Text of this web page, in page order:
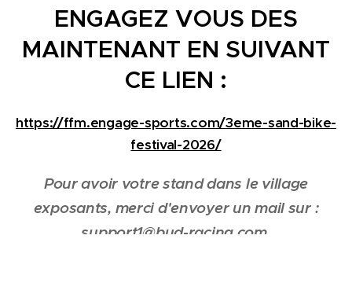
ENGAGEZ VOUS DES
MAINTENANT EN SUIVANT
CE LIEN :
https://ffm.engage-sports.com/3eme-sand-bike-
festival-2026/
Pour avoir votre stand dans le village
exposants, merci d'envoyer un mail sur :
support1@bud-racing.com.